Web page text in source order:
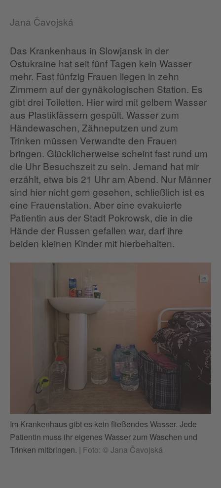
Jana Čavojská
Das Krankenhaus in Slowjansk in der
Ostukraine hat seit fünf Tagen kein Wasser
mehr. Fast fünfzig Frauen liegen in zehn
Zimmern auf der gynäkologischen Station. Es
gibt drei Toiletten. Hier wird mit gelbem Wasser
aus Plastikfässern gespült. Wasser zum
Händewaschen, Zähneputzen und zum
Trinken müssen Verwandte den Frauen
bringen. Glücklicherweise scheint fast rund um
die Uhr Besuchszeit zu sein. Jemand hat mir
erzählt, etwa bis 21 Uhr am Abend. Nur Männer
sind hier nicht gern gesehen, schließlich ist es
eine Frauenstation. Aber eine evakuierte
Patientin aus der Stadt Pokrowsk, die in die
Hände der Russen gefallen war, darf ihre
beiden kleinen Kinder mit hierbehalten.
Im Krankenhaus gibt es kein fließendes Wasser. Jede
Patientin muss ihr eigenes Wasser zum Waschen und
Trinken mitbringen. | Foto: © Jana Čavojská